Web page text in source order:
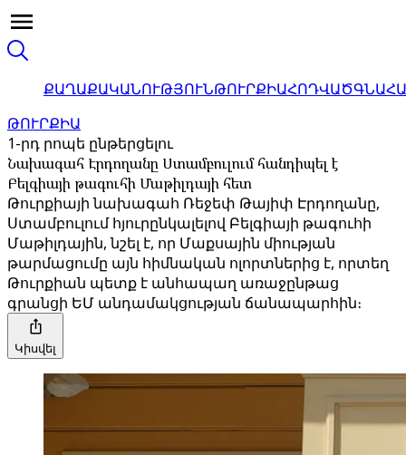
ՔԱՂԱՔԱԿԱՆՈՒԹՅՈՒՆԹՈՒՐՔԻԱՀՈԴՎԱԾ
ԹՈՒՐՔԻԱ
1-րդ րոպե ընթերցելու
Նախագահ Էրդողանը Ստամբուլում հանդիպել է
Բելգիայի թագուհի Մաթիլդայի հետ
Թուրքիայի նախագահ Ռեջեփ Թայիփ Էրդողանը,
Ստամբուլում հյուրընկալելով Բելգիայի թագուհի
Մաթիլդային, նշել է, որ Մաքսային միության
թարմացումը այն հիմնական ոլորտներից է, որտեղ
Թուրքիան պետք է անհապաղ առաջընթաց
գրանցի ԵՄ անդամակցության ճանապարհին։
Կիսվել